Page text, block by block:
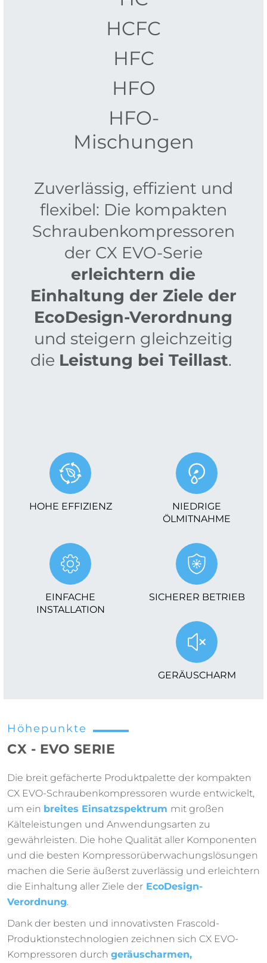
HCFC
HFC
HFO
HFO-
Mischungen
Zuverlässig, effizient und
flexibel: Die kompakten
Schraubenkompressoren
der CX EVO-Serie
erleichtern die
Einhaltung der Ziele der
EcoDesign-Verordnung
und steigern gleichzeitig
die Leistung bei Teillast.
HOHE EFFIZIENZ
NIEDRIGE
ÖLMITNAHME
EINFACHE
INSTALLATION
SICHERER BETRIEB
GERÄUSCHARM
Höhepunkte
CX - EVO SERIE
Die breit gefächerte Produktpalette der kompakten
CX EVO-Schraubenkompressoren wurde entwickelt,
um ein breites Einsatzspektrum mit großen
Kälteleistungen und Anwendungsarten zu
gewährleisten. Die hohe Qualität aller Komponenten
und die besten Kompressorüberwachungslösungen
machen die Serie äußerst zuverlässig und erleichtern
die Einhaltung aller Ziele der EcoDesign-
Verordnung.
Dank der besten und innovativsten Frascold-
Produktionstechnologien zeichnen sich CX EVO-
Kompressoren durch geräuscharmen,